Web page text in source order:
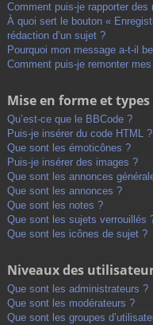
Comment puis-je rapporter
À quoi sert le bouton «
rédaction d’un sujet ?
Pourquoi mon message a-t-il
Comment puis-je remonter
Mise en forme et
Qu’est-ce que le BBCode ?
Puis-je insérer du code HTML ?
Que sont les émoticônes ?
Puis-je insérer des images ?
Que sont les annonces
Que sont les annonces ?
Que sont les notes ?
Que sont les sujets verrouillés
Que sont les icônes de sujet ?
Niveaux des
Que sont les administrateurs ?
Que sont les modérateurs ?
Que sont les groupes